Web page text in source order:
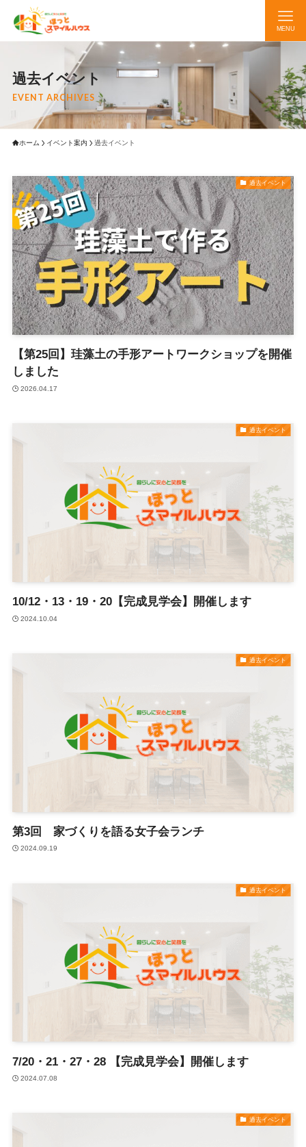
MENU
過去イベント
EVENT ARCHIVES
ホーム イベント案内 過去イベント
過去イベント
【第25回】珪藻土の手形アートワークショップを開催
しました
2026.04.17
過去イベント
10/12・13・19・20【完成見学会】開催します
2024.10.04
過去イベント
第3回 家づくりを語る女子会ランチ
2024.09.19
過去イベント
7/20・21・27・28 【完成見学会】開催します
2024.07.08
過去イベント